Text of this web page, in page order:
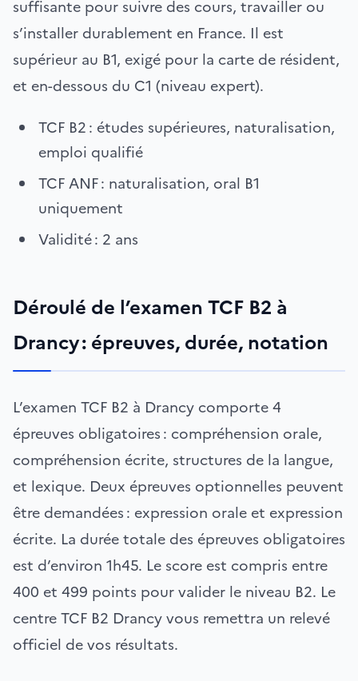
suffisante pour suivre des cours, travailler ou
s’installer durablement en France. Il est
supérieur au B1, exigé pour la carte de résident,
et en-dessous du C1 (niveau expert).
TCF B2 : études supérieures, naturalisation,
emploi qualifié
TCF ANF : naturalisation, oral B1
uniquement
Validité : 2 ans
Déroulé de l’examen TCF B2 à
Drancy : épreuves, durée, notation
L’examen TCF B2 à Drancy comporte 4
épreuves obligatoires : compréhension orale,
compréhension écrite, structures de la langue,
et lexique. Deux épreuves optionnelles peuvent
être demandées : expression orale et expression
écrite. La durée totale des épreuves obligatoires
est d’environ 1h45. Le score est compris entre
400 et 499 points pour valider le niveau B2. Le
centre TCF B2 Drancy vous remettra un relevé
officiel de vos résultats.